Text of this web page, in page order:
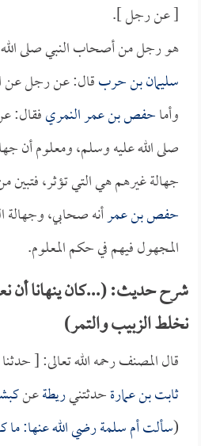
[ عن رجل ].
هو رجل من أصحاب النبي صلى الله
سليمان بن حربقال: عن رجل عن
وأماحفص بن عمر النمريفقال:
صلى الله عليه وسلم، ومعلوم أن
جهالة غيرهم هي التي تؤثر،
حفص بن عمرأنه صحابي، وجهالة
المجهول فيهم في حكم المعلوم.
شرح حديث: (...كان ينهانا أن
نخلط الزبيب والتمر)
قال المصنف رحمه الله تعالى: [
ثابت بن عمارةحدثتنيريطةعن
(سألتأم سلمةرضي الله عنها: ما